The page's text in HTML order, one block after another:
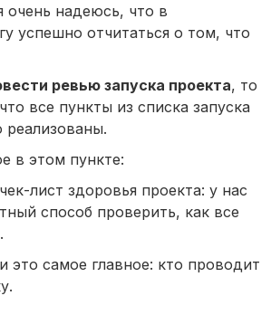
очень надеюсь, что в
успешно отчитаться о том, что
ревью запуска проекта, то
все пункты из списка запуска
реализованы.
в этом пункте:
лист здоровья проекта: у нас
способ проверить, как все
это самое главное: кто проводит